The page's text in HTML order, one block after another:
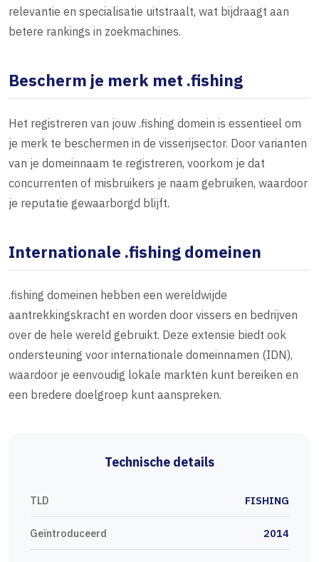
relevantie en specialisatie uitstraalt, wat bijdraagt aan
betere rankings in zoekmachines.
Bescherm je merk met .fishing
Het registreren van jouw .fishing domein is essentieel om
je merk te beschermen in de visserijsector. Door varianten
van je domeinnaam te registreren, voorkom je dat
concurrenten of misbruikers je naam gebruiken, waardoor
je reputatie gewaarborgd blijft.
Internationale .fishing domeinen
.fishing domeinen hebben een wereldwijde
aantrekkingskracht en worden door vissers en bedrijven
over de hele wereld gebruikt. Deze extensie biedt ook
ondersteuning voor internationale domeinnamen (IDN),
waardoor je eenvoudig lokale markten kunt bereiken en
een bredere doelgroep kunt aanspreken.
Technische details
TLD FISHING
Geïntroduceerd 2014